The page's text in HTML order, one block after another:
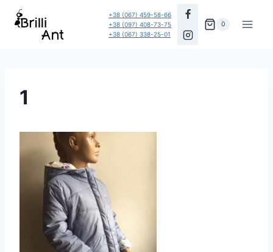
Перейти
+38 (067) 459-58-66
+38 (097) 408-73-75
+38 (067) 338-25-01
0
1